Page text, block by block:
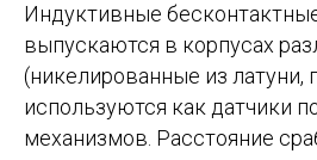
Индуктивные
выпускаются в корпусах
(никелированные из латуни,
используются как датчики
механизмов. Расстояние